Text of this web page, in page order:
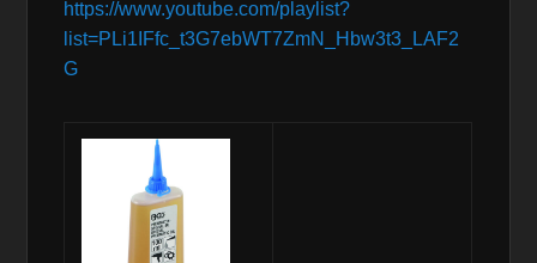
https://www.youtube.com/playlist?
list=PLi1IFfc_t3G7ebWT7ZmN_Hbw3t3_LAF2
G